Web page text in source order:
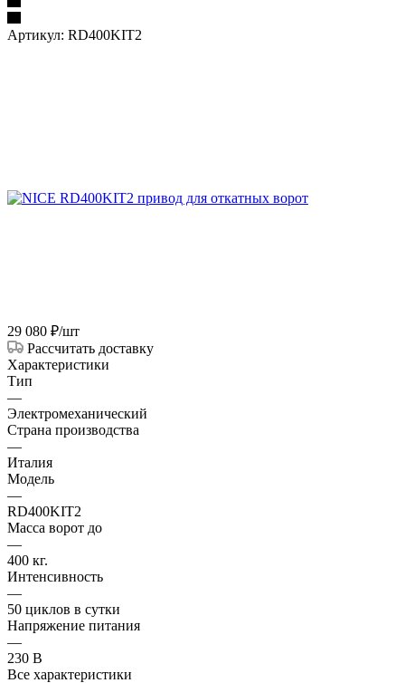
Артикул: RD400KIT2
29 080 ₽/шт
Рассчитать доставку
Характеристики
Тип
—
Электромеханический
Страна производства
—
Италия
Модель
—
RD400KIT2
Масса ворот до
—
400 кг.
Интенсивность
—
50 циклов в сутки
Напряжение питания
—
230 В
Все характеристики